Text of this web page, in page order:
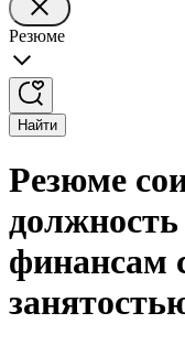
Резюме
Найти
Резюме
финансам